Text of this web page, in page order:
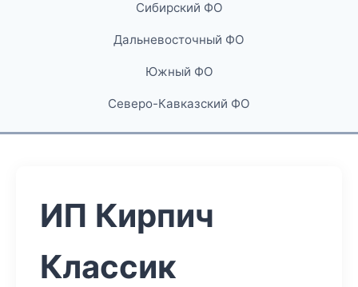
Сибирский ФО
Дальневосточный ФО
Южный ФО
Северо-Кавказский ФО
ИП Кирпич
Классик